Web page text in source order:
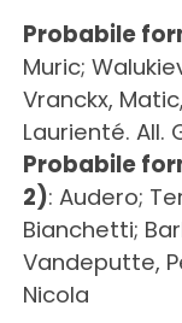
Probabile
Muric;
Vranckx,
Laurienté. All.
Probabile
2): Audero;
Bianchetti;
Vandeputte,
Nicola